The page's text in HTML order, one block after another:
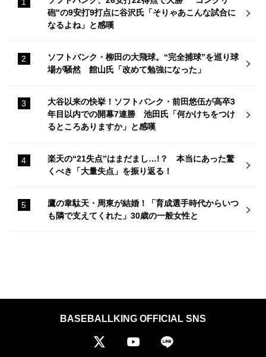
砲"の9安打9打点に谷沢氏「そりゃあこんな試合に
なるよね」と感嘆
ソフトバンク・柳田の大飛球。“完全捕球”を巡り球
場が騒然 館山氏「改めて勉強になった」
大谷以来の快挙！ソフトバンク・前田悠伍が高卒3
年目以内での開幕7連勝 池田氏「何かけちをつけ
るところありますか」と感嘆
楽天の“21失点”はまだまし…!？ 本当にあった驚
くべき「大量失点」を振り返る！
鷹の韋駄天・周東が結婚！「育成選手時代からいつ
も隣で支えてくれた」30歳の一般女性と
BASEBALLKING OFFICIAL SNS